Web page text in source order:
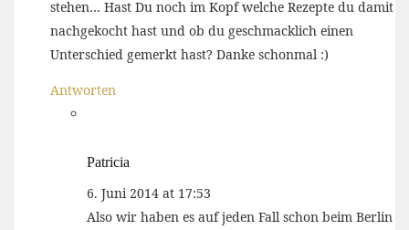
stehen… Hast Du noch im Kopf welche Rezepte du damit
nachgekocht hast und ob du geschmacklich einen
Unterschied gemerkt hast? Danke schonmal :)
Antworten
Patricia
6. Juni 2014 at 17:53
Also wir haben es auf jeden Fall schon beim Berlin